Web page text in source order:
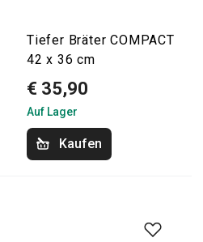
Tiefer Bräter COMPACT
42 x 36 cm
€ 35,90
Auf Lager
Kaufen